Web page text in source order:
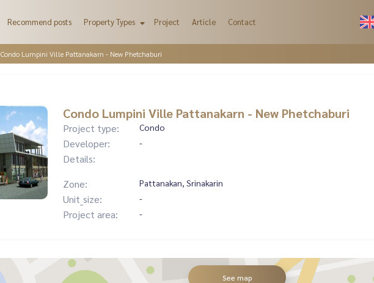
Recommend posts Property Types Project Article Contact
Condo Lumpini Ville Pattanakarn - New Phetchaburi
Condo Lumpini Ville Pattanakarn - New Phetchaburi
Project type: Condo
Developer: -
Details:
Zone:
Pattanakan, Srinakarin
Unit_size: -
Project area: -
See map